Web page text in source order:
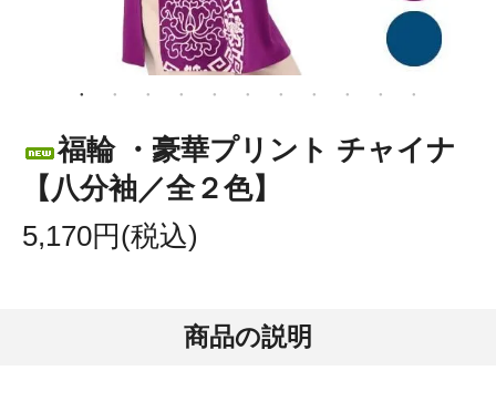
福輪 ・豪華プリント チャイナ
【八分袖／全２色】
5,170円(税込)
商品の説明